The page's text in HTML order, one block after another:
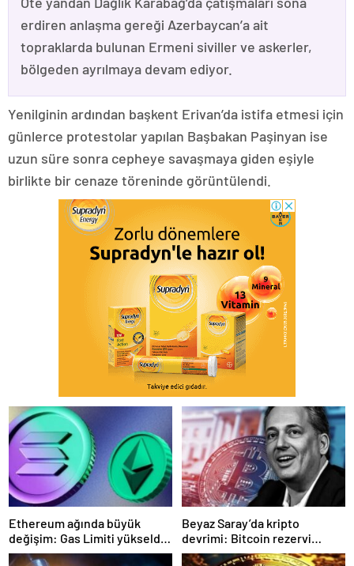
erdiren anlaşma gereği Azerbaycan’a ait
topraklarda bulunan Ermeni siviller ve askerler,
bölgeden ayrılmaya devam ediyor.
Yenilginin ardından başkent Erivan’da istifa etmesi için
günlerce protestolar yapılan Başbakan Paşinyan ise
uzun süre sonra cepheye savaşmaya giden eşiyle
birlikte bir cenaze töreninde görüntülendi.
Ethereum ağında büyük
değişim: Gas Limiti yükseldi,
işlem ücretleri düşebilir mi?
Beyaz Saray’da kripto
devrimi: Bitcoin rezervi
gerçek olabilir mi?